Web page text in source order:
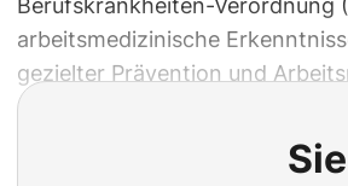
Berufskrankheiten-Verordnung
arbeitsmedizinische
gezielter Prävention und